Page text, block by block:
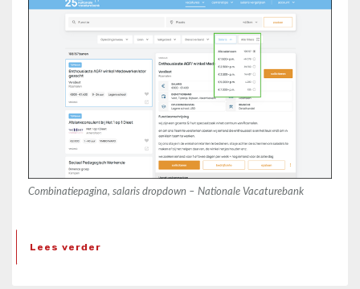
Combinatiepagina, salaris dropdown – Nationale Vacaturebank
Lees verder